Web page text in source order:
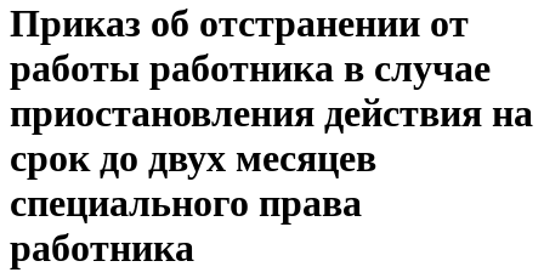
Приказ об отстранении от
работы работника в случае
приостановления действия на
срок до двух месяцев
специального права
работника